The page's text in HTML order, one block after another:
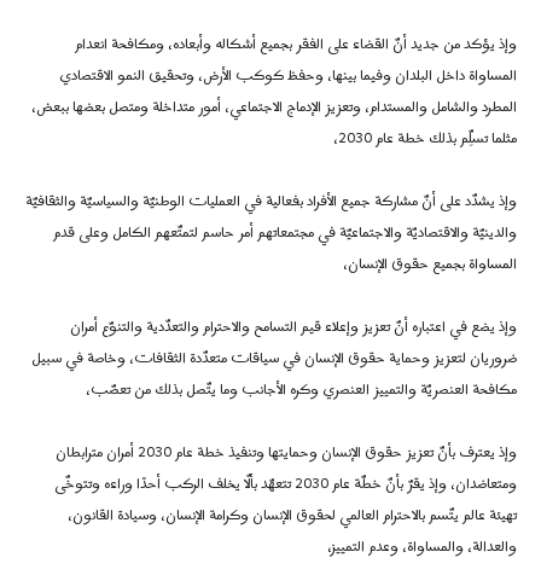
وإذ يؤكد من جديد أنّ القضاء على الفقر بجميع أشكاله وأبعاده، ومكافحة انعدام
المساواة داخل البلدان وفيما بينها، وحفظ كوكب الأرض، وتحقيق النمو الاقتصادي
المطرد والشامل والمستدام، وتعزيز الإدماج الاجتماعي، أمور متداخلة ومتصل بعضها ببعض،
مثلما تسلِّم بذلك خطة عام 2030،
وإذ يشدّد على أنّ مشاركة جميع الأفراد بفعالية في العمليات الوطنيّة والسياسيّة والثقافيّة
والدينيّة والاقتصاديّة والاجتماعيّة في مجتمعاتهم أمر حاسم لتمتّعهم الكامل وعلى قدم
المساواة بجميع حقوق الإنسان،
وإذ يضع في اعتباره أنّ تعزيز وإعلاء قيم التسامح والاحترام والتعدّدية والتنوّع أمران
ضروريان لتعزيز وحماية حقوق الإنسان في سياقات متعدّدة الثقافات، وخاصة في سبيل
مكافحة العنصريّة والتمييز العنصري وكره الأجانب وما يتّصل بذلك من تعصّب،
وإذ يعترف بأنّ تعزيز حقوق الإنسان وحمايتها وتنفيذ خطة عام 2030 أمران مترابطان
ومتعاضدان، وإذ يقرّ بأنّ خطّة عام 2030 تتعهّد بألّا يخلف الركب أحدًا وراءه وتتوخّى
تهيئة عالم يتّسم بالاحترام العالمي لحقوق الإنسان وكرامة الإنسان، وسيادة القانون،
والعدالة، والمساواة، وعدم التمييز،